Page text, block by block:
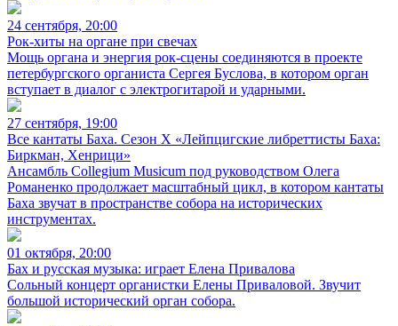
24 сентября, 20:00
Рок-хиты на органе при свечах
Мощь органа и энергия рок-сцены соединяются в проекте
петербургского органиста Сергея Буслова, в котором орган
вступает в диалог с электрогитарой и ударными.
27 сентября, 19:00
Все кантаты Баха. Сезон X «Лейпцигские либреттисты Баха:
Биркман, Хенрици»
Ансамбль Collegium Musicum под руководством Олега
Романенко продолжает масштабный цикл, в котором кантаты
Баха звучат в пространстве собора на исторических
инструментах.
01 октября, 20:00
Бах и русская музыка: играет Елена Привалова
Сольный концерт органистки Елены Приваловой. Звучит
большой исторический орган собора.